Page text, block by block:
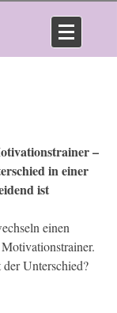
–
in einer
ist
einen
Unterschied?